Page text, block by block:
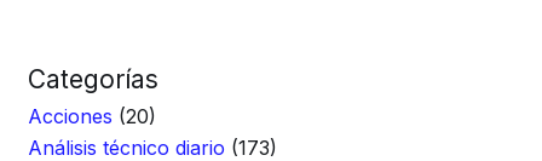
Categorías
Acciones (20)
Análisis técnico diario (173)